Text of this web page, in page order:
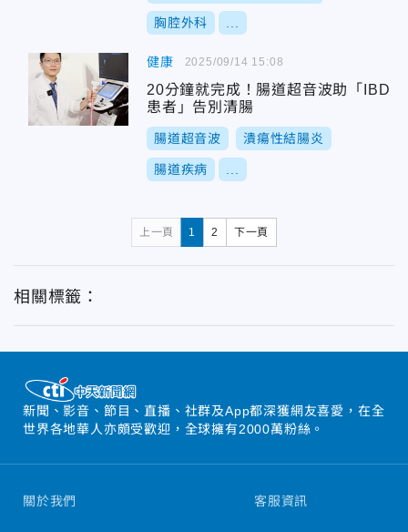
胸腔外科
健康
20分鐘就完成！腸道超音波助「IBD
患者」告別清腸
腸道超音波 潰瘍性結腸炎
腸道疾病
2025/09/14 15:08
上一頁 1 2 下一頁
相關標籤：
新聞、影音、節目、直播、社群及App都深獲網友喜愛，在全
世界各地華人亦頗受歡迎，全球擁有2000萬粉絲。
關於我們 客服資訊